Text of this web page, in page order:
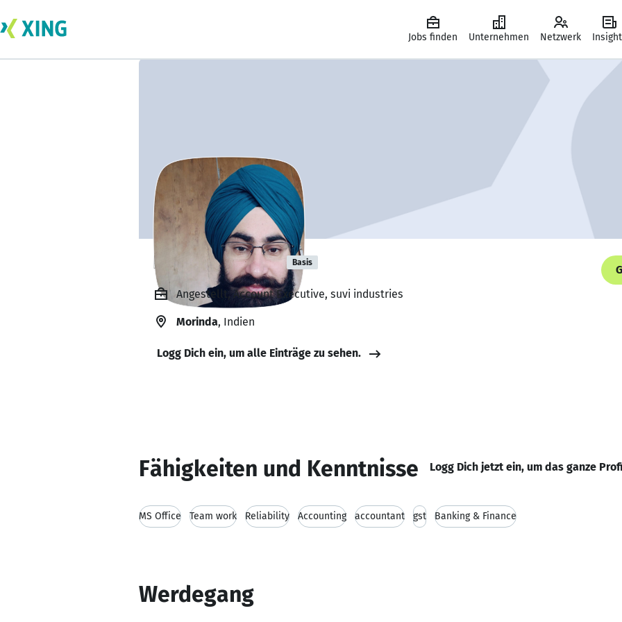
Jobs finden Unternehmen Netzwerk
Karanvir Singh Basis
Angestellt, Account Executive, suvi industries
Morinda, Indien
Logg Dich ein, um alle Einträge zu sehen.
Fähigkeiten und Kenntnisse Logg Dich jetzt ein, um das ganze
MS Office Team work Reliability Accounting accountant gst Banking & Finance
Werdegang